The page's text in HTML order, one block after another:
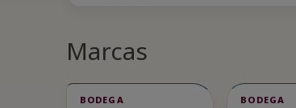
Marcas
BODEGA BODEGA